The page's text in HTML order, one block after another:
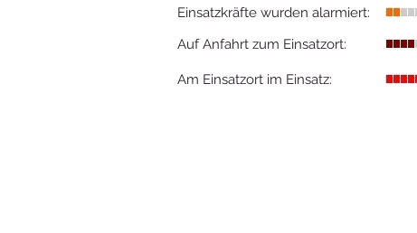
Einsatzkräfte wurden alarmiert:
Auf Anfahrt zum Einsatzort:
Am Einsatzort im Einsatz: